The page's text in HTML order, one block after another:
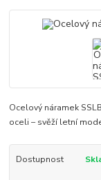
Ocelový náramek
oceli – svěží letní
Dostupnost